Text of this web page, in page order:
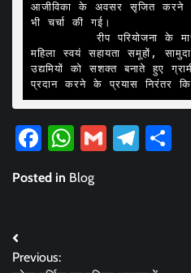
आजीविका के अवसर सृजित करने के
भी चर्चा की गई।
         रीप परियोजना के माध्यम से हरिद्वार जनपद में
महिला स्वयं सहायता समूहों,
उद्यमियों को सशक्त बनाते हुए
प्रदान करने के प्रयास निरंतर
Facebook
WhatsApp
Gmail
Posted in Blog
Post
Previous: